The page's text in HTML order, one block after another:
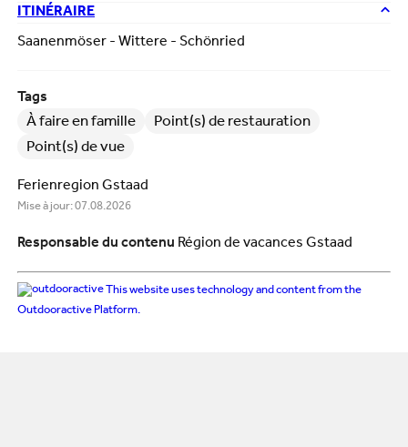
Tags
À faire en famille
Point(s) de restauration
Point(s) de vue
Ferienregion Gstaad
Mise à jour: 07.08.2026
Responsable du contenu Région de vacances Gstaad
This website uses technology and content from the
Outdooractive Platform.
ITINÉRAIRE
Saanenmöser - Wittere - Schönried